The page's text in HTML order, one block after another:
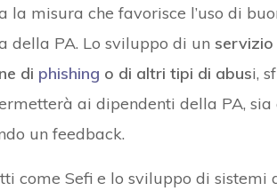
la misura che favorisce l’uso di
della PA. Lo sviluppo di un
di phishing o di altri tipi di abusi,
ai dipendenti della PA,
un feedback.
come Sefi e lo sviluppo di